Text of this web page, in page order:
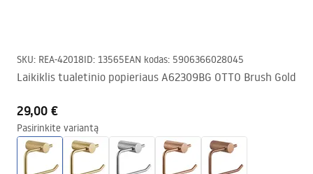
SKU: REA-42018ID: 13565EAN kodas: 5906366028045
Laikiklis tualetinio popieriaus A62309BG OTTO Brush Gold
29,00 €
Pasirinkite variantą